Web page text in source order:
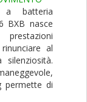
batteria
BXB nasce
al
permette di